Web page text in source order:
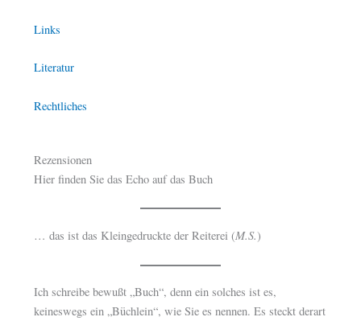
Links
Literatur
Rechtliches
Rezensionen
Hier finden Sie das Echo auf das Buch
… das ist das Kleingedruckte der Reiterei (M.S.)
Ich schreibe bewußt „Buch“, denn ein solches ist es,
keineswegs ein „Büchlein“, wie Sie es nennen. Es steckt derart